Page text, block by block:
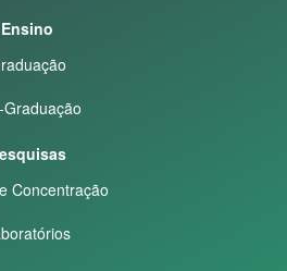
Ensino
Graduação
Concentração